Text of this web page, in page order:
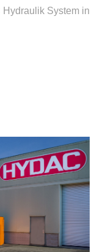
Hydraulik System in